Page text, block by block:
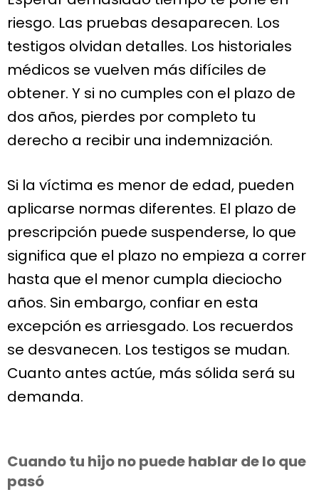
riesgo. Las pruebas desaparecen. Los
testigos olvidan detalles. Los historiales
médicos se vuelven más difíciles de
obtener. Y si no cumples con el plazo de
dos años, pierdes por completo tu
derecho a recibir una indemnización.
Si la víctima es menor de edad, pueden
aplicarse normas diferentes. El plazo de
prescripción puede suspenderse, lo que
significa que el plazo no empieza a correr
hasta que el menor cumpla dieciocho
años. Sin embargo, confiar en esta
excepción es arriesgado. Los recuerdos
se desvanecen. Los testigos se mudan.
Cuanto antes actúe, más sólida será su
demanda.
Cuando tu hijo no puede hablar de lo que
pasó